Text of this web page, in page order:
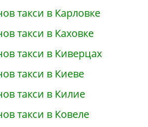
такси в Карловке
такси в Каховке
такси в Киверцах
такси в Киеве
такси в Килие
такси в Ковеле